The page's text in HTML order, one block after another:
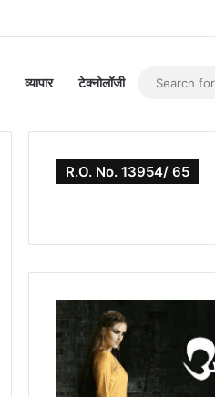
व्यापार टेक्नोलॉजी
R.O. No. 13954/ 65